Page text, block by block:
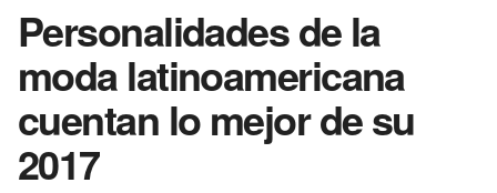
Personalidades de la
moda latinoamericana
cuentan lo mejor de su
2017